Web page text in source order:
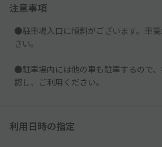
注意事項
●駐車場入口に傾斜がございます。車
さい。
●駐車場内には他の車も駐車するので
認し、ご利用ください。
利用日時の指定